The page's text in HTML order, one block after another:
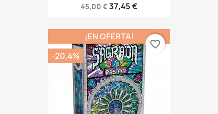
45,00 €37,45 €
¡EN OFERTA!
-20,4%
favorite_border